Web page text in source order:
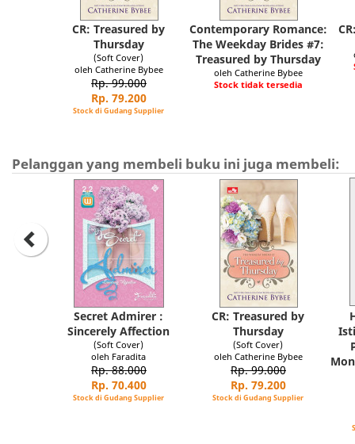
CR: Treasured by
Thursday
(Soft Cover)
oleh Catherine Bybee
Rp. 99.000
Rp. 79.200
Stock di Gudang Supplier
Contemporary Romance:
The Weekday Brides #7:
Treasured by Thursday
oleh Catherine Bybee
Stock tidak tersedia
Pelanggan yang membeli buku ini juga membeli:
Secret Admirer :
Sincerely Affection
(Soft Cover)
oleh Faradita
Rp. 88.000
Rp. 70.400
Stock di Gudang Supplier
CR: Treasured by
Thursday
(Soft Cover)
oleh Catherine Bybee
Rp. 99.000
Rp. 79.200
Stock di Gudang Supplier